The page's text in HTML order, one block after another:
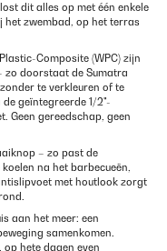
dit alles op met één enkele
het zwembad, op het terras
Composite (WPC) zijn
zo doorstaat de Sumatra
te verkleuren of te
geïntegreerde 1/2"-
Geen gereedschap, geen
– zo past de
na het barbecueën,
met houtlook zorgt
aan het meer: een
samenkomen.
hete dagen even